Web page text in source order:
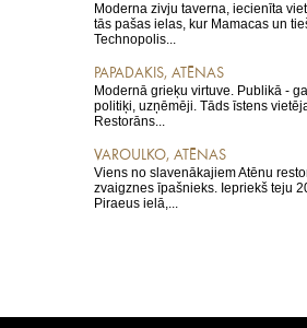
Moderna zivju taverna, iecienīta
tās pašas ielas, kur Mamacas un
Technopolis...
PAPADAKIS, ATĒNAS
Modernā grieķu virtuve. Publikā -
politiķi, uzņēmēji. Tāds īstens
Restorāns...
VAROULKO, ATĒNAS
Viens no slavenākajiem Atēnu
zvaigznes īpašnieks. Iepriekš teju
Piraeus ielā,...